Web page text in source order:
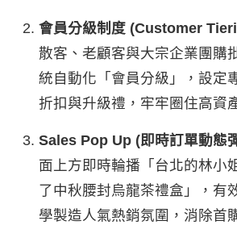
會員分級制度 (Customer
散客、老顧客與大宗企業團購
統自動化「會員分級」，設定
折扣與升級禮，牢牢圈住高資
Sales Pop Up (即時訂單動態
面上方即時輪播「台北的林小
了中秋腰封烏龍茶禮盒」，有
學製造人氣熱銷氛圍，消除首